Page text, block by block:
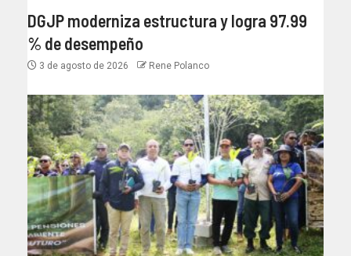
DGJP moderniza estructura y logra 97.99
% de desempeño
3 de agosto de 2026 Rene Polanco